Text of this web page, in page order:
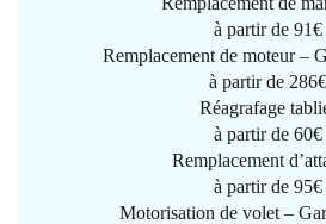
à partir de 91€
Remplacement de moteur –
à partir de 286€
Réagrafage
à partir de 60€
Remplacement
à partir de 95€
Motorisation de volet –